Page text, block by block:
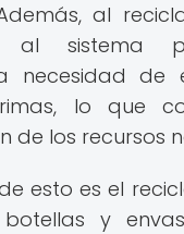
al
al sistema
necesidad de
lo que
de los recursos
esto es el
y